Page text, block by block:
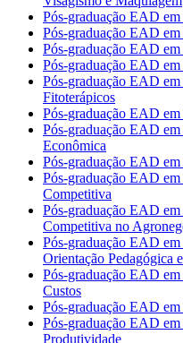
Pós-graduação EAD
Pós-graduação EAD
Pós-graduação EAD
Pós-graduação EAD
Pós-graduação EAD
Fitoterápicos
Pós-graduação EAD
Pós-graduação EAD
Econômica
Pós-graduação EAD
Pós-graduação EAD
Competitiva
Pós-graduação EAD
Competitiva no
Pós-graduação EAD
Orientação Pedagógica
Pós-graduação EAD
Custos
Pós-graduação EAD
Pós-graduação EAD
Produtividade